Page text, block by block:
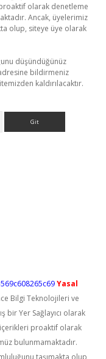
olarak denetleme
Ancak, üyelerimiz
olup, siteye üye olarak
düşündüğünüz
bildirmeniz
kaldırılacaktır.
Yasal
Bilgi Teknolojileri ve
bir Yer Sağlayıcı olarak
proaktif olarak
bulunmamaktadır.
taşımakta olup,